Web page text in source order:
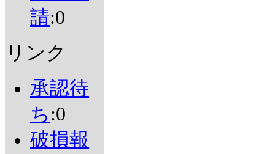
請:0
リンク
承認待
ち :0
破損報